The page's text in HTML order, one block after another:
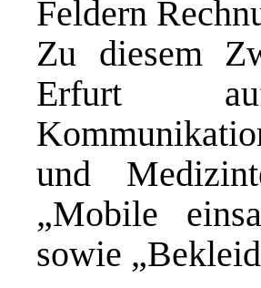
Feldern
Zu diesem
Erfurt
und
„Mobile
sowie